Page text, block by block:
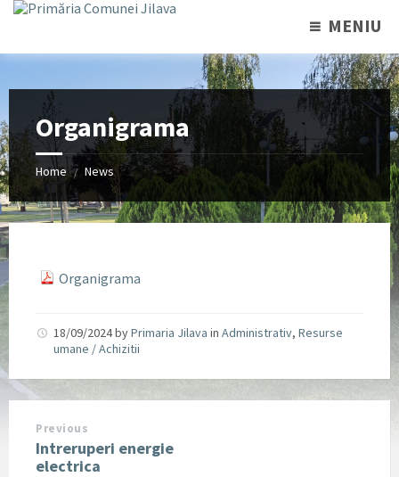
MENIU
Organigrama
Home / News
Organigrama
18/09/2024byPrimaria Jilava in Administrativ, Resurse
umane / Achizitii
Previous
Intreruperi energie
electrica